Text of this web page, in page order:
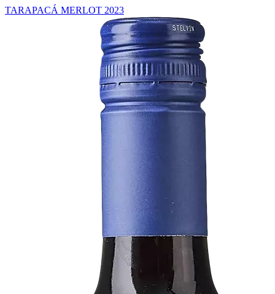
TARAPACÁ MERLOT 2023